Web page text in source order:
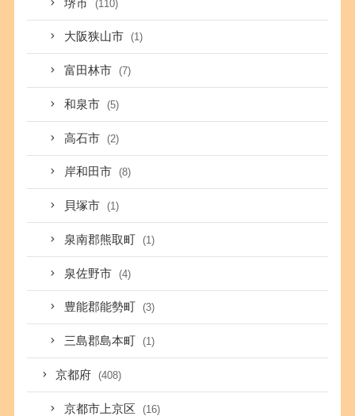
堺市 (110)
大阪狭山市 (1)
富田林市 (7)
和泉市 (5)
高石市 (2)
岸和田市 (8)
貝塚市 (1)
泉南郡熊取町 (1)
泉佐野市 (4)
豊能郡能勢町 (3)
三島郡島本町 (1)
京都府 (408)
京都市上京区 (16)